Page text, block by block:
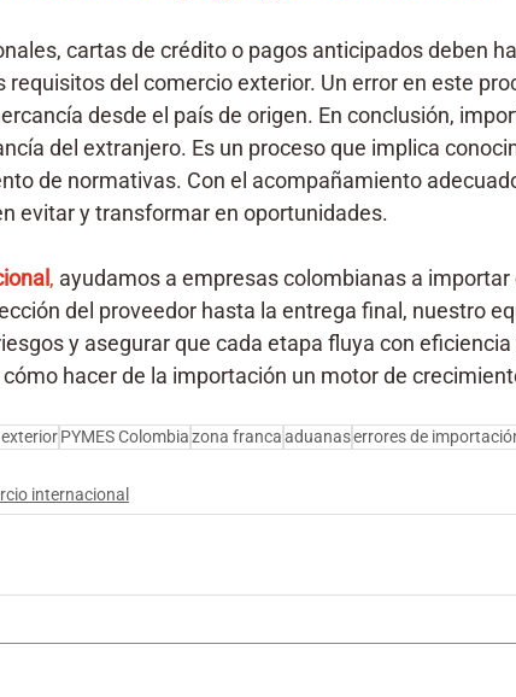
cartas de crédito o pagos anticipados deben
requisitos del comercio exterior. Un error en este
desde el país de origen. En conclusión,
del extranjero. Es un proceso que implica
de normativas. Con el acompañamiento
evitar y transformar en oportunidades.
, ayudamos a empresas colombianas a importar
del proveedor hasta la entrega final, nuestro
y asegurar que cada etapa fluya con
cómo hacer de la importación un motor de
PYMES Colombiazona francaaduanaserrores de
internacional